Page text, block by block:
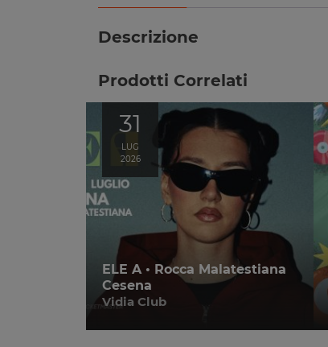
Descrizione
Prodotti Correlati
31
LUG
2026
ELE A • Rocca Malatestiana
Cesena
Vidia Club